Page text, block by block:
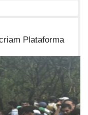
Plataforma